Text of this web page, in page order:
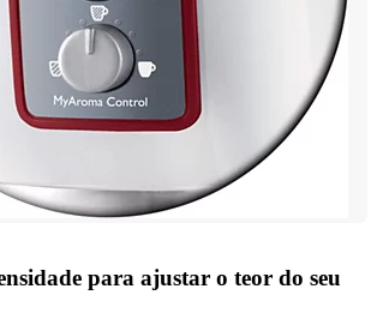
para ajustar o teor do seu